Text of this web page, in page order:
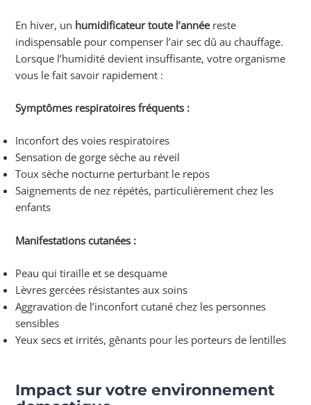
En hiver, un humidificateur toute l’annéereste
indispensable pour compenser l’air sec dû au chauffage.
Lorsque l’humidité devient insuffisante, votre organisme
vous le fait savoir rapidement :
Symptômes respiratoires fréquents :
Inconfort des voies respiratoires
Sensation de gorge sèche au réveil
Toux sèche nocturne perturbant le repos
Saignements de nez répétés, particulièrement chez les
enfants
Manifestations cutanées :
Peau qui tiraille et se desquame
Lèvres gercées résistantes aux soins
Aggravation de l’inconfort cutané chez les personnes
sensibles
Yeux secs et irrités, gênants pour les porteurs de lentilles
Impact sur votre environnement